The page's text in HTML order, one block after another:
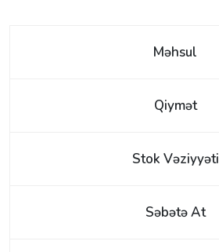
Məhsul
Qiymət
Stok Vəziyyəti
Səbətə At